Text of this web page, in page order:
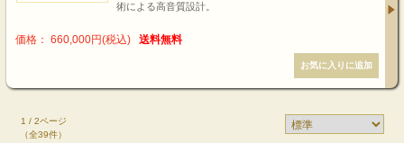
術による高音質設計。
価格： 660,000円(税込) 送料無料
1 / 2ページ
（全39件）